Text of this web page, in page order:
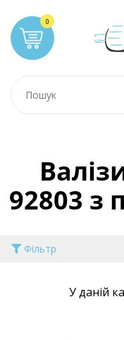
92803 з
Фільтр
У даній